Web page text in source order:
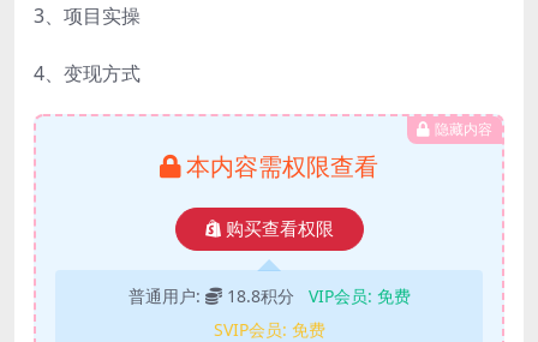
3、项目实操
4、变现方式
隐藏内容
本内容需权限查看
购买查看权限
普通用户: 18.8积分 VIP会员: 免费
SVIP会员: 免费